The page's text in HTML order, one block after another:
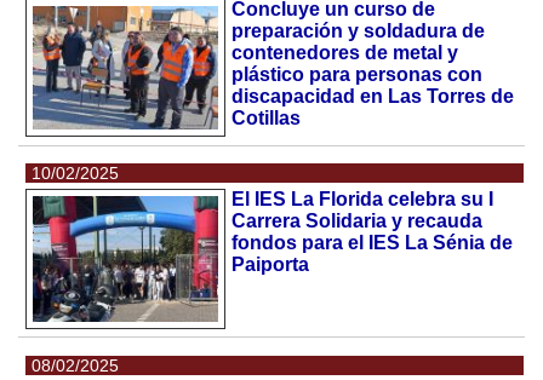
Concluye un curso de
preparación y soldadura de
contenedores de metal y
plástico para personas con
discapacidad en Las Torres de
Cotillas
10/02/2025
El IES La Florida celebra su I
Carrera Solidaria y recauda
fondos para el IES La Sénia de
Paiporta
08/02/2025